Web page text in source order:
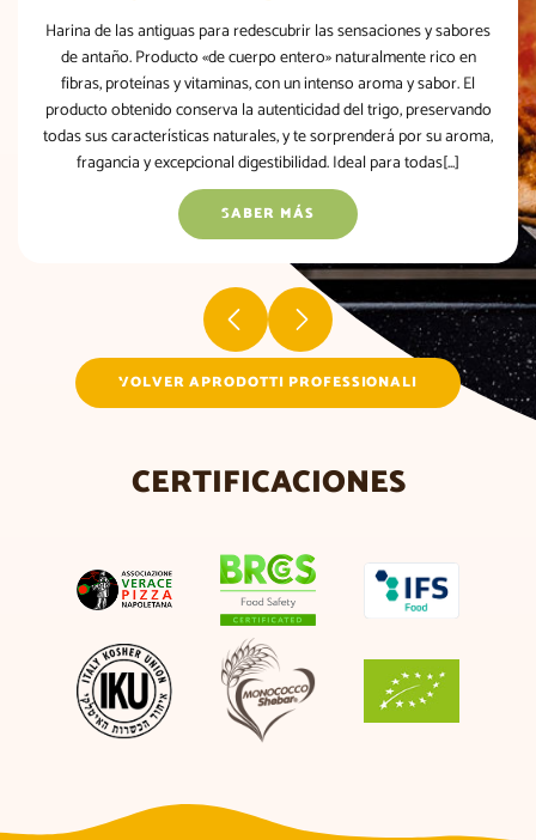
Harina de las antiguas para redescubrir las sensaciones y sabores
de antaño. Producto «de cuerpo entero» naturalmente rico en
fibras, proteínas y vitaminas, con un intenso aroma y sabor. El
producto obtenido conserva la autenticidad del trigo, preservando
todas sus características naturales, y te sorprenderá por su aroma,
fragancia y excepcional digestibilidad. Ideal para todas[...]
SABER MÁS
VOLVER APRODOTTI PROFESSIONALI
CERTIFICACIONES